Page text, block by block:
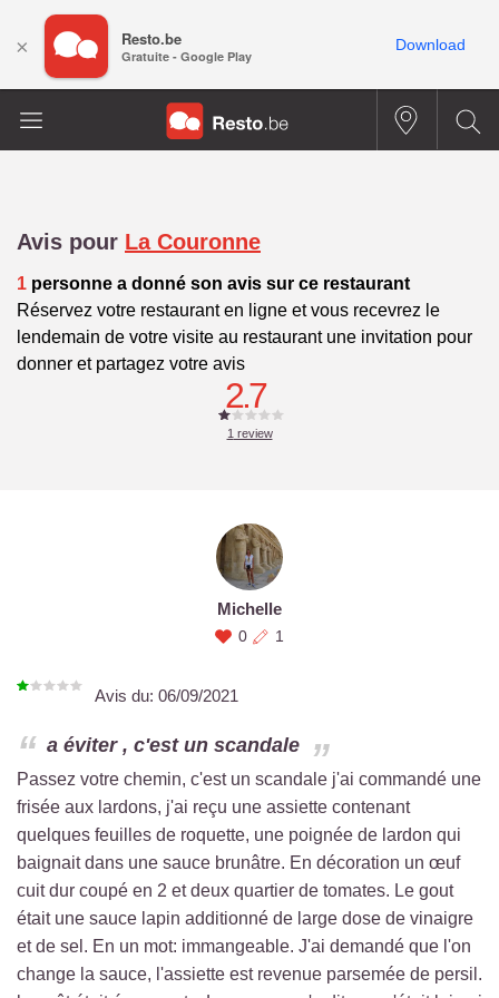
Avis pour La Couronne
1 personne a donné son avis sur ce restaurant
Réservez votre restaurant en ligne et vous recevrez le
lendemain de votre visite au restaurant une invitation pour
donner et partagez votre avis
2.7
1 review
Michelle
0 1
Avis du: 06/09/2021
a éviter , c'est un scandale
Passez votre chemin, c'est un scandale j'ai commandé une
frisée aux lardons, j'ai reçu une assiette contenant
quelques feuilles de roquette, une poignée de lardon qui
baignait dans une sauce brunâtre. En décoration un œuf
cuit dur coupé en 2 et deux quartier de tomates. Le gout
était une sauce lapin additionné de large dose de vinaigre
et de sel. En un mot: immangeable. J'ai demandé que l'on
change la sauce, l'assiette est revenue parsemée de persil.
× Resto.be
Gratuite - Google Play
Download